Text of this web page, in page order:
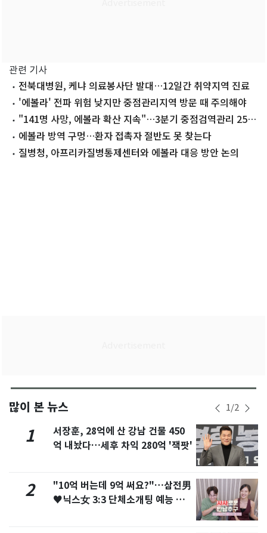
관련 기사
전북대병원, 케냐 의료봉사단 발대…12일간 취약지역 진료
'에볼라' 전파 위험 낮지만 중점관리지역 방문 때 주의해야
"141명 사망, 에볼라 확산 지속"…3분기 중점검역관리 25개
국 지정
에볼라 방역 구멍…환자 접촉자 절반도 못 찾는다
질병청, 아프리카질병통제센터와 에볼라 대응 방안 논의
많이 본 뉴스 1/2
1
서장훈, 28억에 산 강남 건물 450
억 내놨다…세후 차익 280억 '잭팟'
2
"10억 버는데 9억 써요?"…삼전男
♥닉스女 3:3 단체소개팅 예능 화